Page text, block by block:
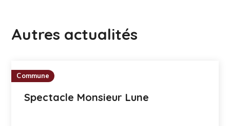
Autres actualités
Commune
Spectacle Monsieur Lune